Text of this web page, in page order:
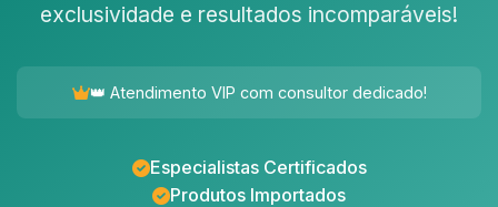
exclusividade e resultados incomparáveis!
👑 Atendimento VIP com consultor dedicado!
Especialistas Certificados
Produtos Importados